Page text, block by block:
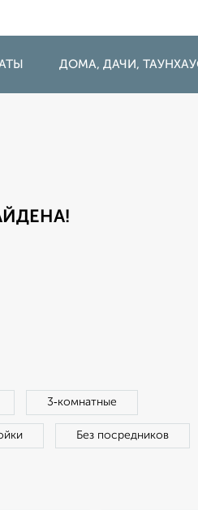
ДОМА, ДАЧИ,
3‑комнатные
Без посредников